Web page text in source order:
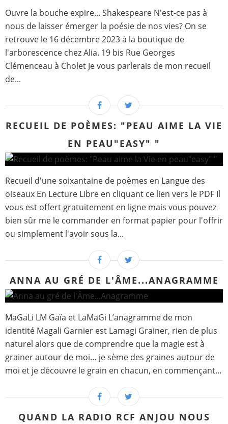
Ouvre la bouche expire... Shakespeare N'est-ce pas à
nous de laisser émerger la poésie de nos vies? On se
retrouve le 16 décembre 2023 à la boutique de
l'arborescence chez Alia. 19 bis Rue Georges
Clémenceau à Cholet Je vous parlerais de mon recueil
de...
RECUEIL DE POÈMES: "PEAU AIME LA VIE
EN PEAU"EASY" "
Recueil d'une soixantaine de poèmes en Langue des
oiseaux En Lecture Libre en cliquant ce lien vers le PDF Il
vous est offert gratuitement en ligne mais vous pouvez
bien sûr me le commander en format papier pour l'offrir
ou simplement l'avoir sous la...
ANNA AU GRÉ DE L'ÂME...ANAGRAMME
MaGaLi LM Gaïa et LaMaGi L’anagramme de mon
identité Magali Garnier est Lamagi Grainer, rien de plus
naturel alors que de comprendre que la magie est à
grainer autour de moi… je sème des graines autour de
moi et je découvre le grain en chacun, en commençant...
QUAND LA RADIO RCF ANJOU NOUS